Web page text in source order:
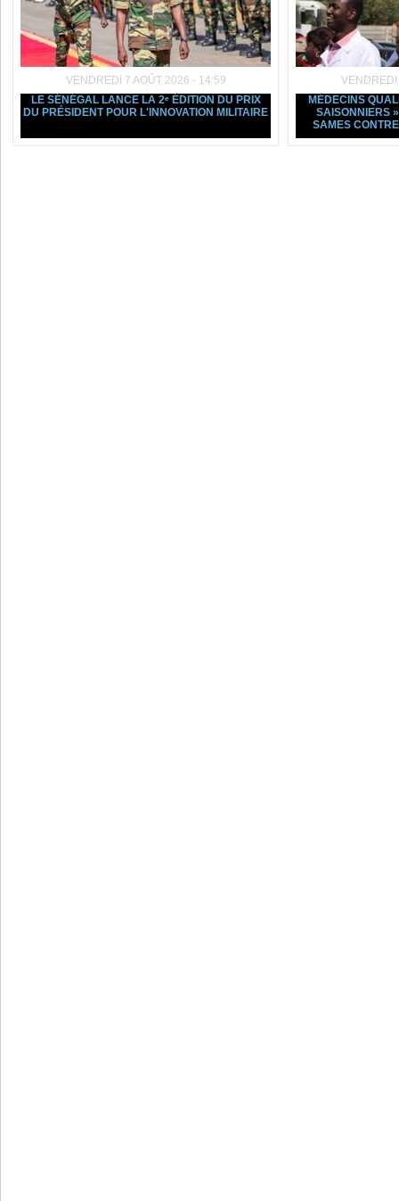
VENDREDI 7 AOÛT 2026 - 14:59
LE SÉNÉGAL LANCE LA 2ᵉ ÉDITION DU PRIX
DU PRÉSIDENT POUR L'INNOVATION MILITAIRE
MÉDECINS
SAISONNIERS
SAMES